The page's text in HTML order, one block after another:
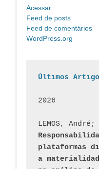
Acessar
Feed de posts
Feed de comentários
WordPress.org
Últimos
2026
plataformas
a